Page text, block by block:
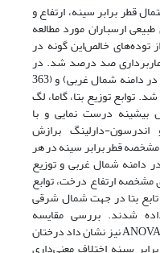
قطر برابر سینه، ارتفاع و
ارسباران مورد مطالعه
توده‌های خالص‌این گونه در
صد درصد شد. در
مجموع 625 پایه درخت ممرز (262 پایه در دامنه شمال غربی) و (363
توابع توزیع بتا، گاما، لگ
بیشینه درست نمایی و با
دارلینگ برازش
مشخصه قطر برابر سینه در هر
دامنه شمال غربی و توزیع
ارتفاع درخت، توابع
بتا در جهت شمال شرقی
شدند. بررسی مقایسه
میانگین‌های مشخصه‌ها بر اساس آنالیز ANOVA نیز نشان داد درختان